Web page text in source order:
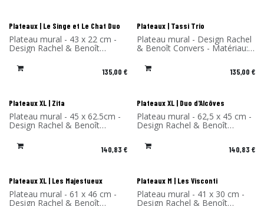
Nouveau !
Plateaux | Le Singe et Le Chat Duo
Plateau mural - 43 x 22 cm -
Design Rachel & Benoît
Convers - Matériau: Stratifié
de bouleau - Fabriqué en
France 135,00 €
Nouveau !
Plateaux | Tassi Trio
Plateau mural - Design Rachel
& Benoît Convers - Matériau:
en France
135,00 €
Plateaux XL | Zita
Plateau mural - 45 x 62.5cm -
Design Rachel & Benoît
Convers - Matériau: Stratifié
de bouleau- Fabriqué en
France 140,83 €
Plateaux XL | Duo d'Alcôves
Plateau mural - 62,5 x 45 cm -
Design Rachel & Benoît
Convers - Matériau: Stratifié
de bouleau - Fabriqué en
France 140,83 €
Plateaux XL | Les Majestueux
Plateau mural - 61 x 46 cm -
Design Rachel & Benoît
Plateaux M | Les Visconti
Plateau mural - 41 x 30 cm -
Design Rachel & Benoît